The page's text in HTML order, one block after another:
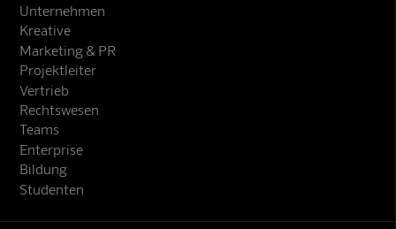
Unternehmen
Kreative
Marketing & PR
Projektleiter
Vertrieb
Rechtswesen
Teams
Enterprise
Bildung
Studenten